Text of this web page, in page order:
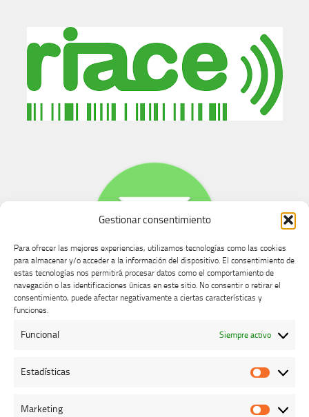
Gestionar consentimiento
Para ofrecer las mejores experiencias, utilizamos tecnologías como las cookies
para almacenar y/o acceder a la información del dispositivo. El consentimiento de
estas tecnologías nos permitirá procesar datos como el comportamiento de
navegación o las identificaciones únicas en este sitio. No consentir o retirar el
consentimiento, puede afectar negativamente a ciertas características y
funciones.
Funcional Siempre activo
Estadísticas
Marketing
Buzón de dudas, quejas y sugerencias